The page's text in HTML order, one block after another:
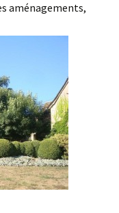
aménagements,